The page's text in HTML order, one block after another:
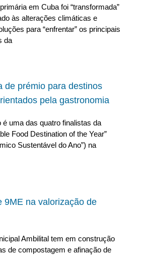
em Cuba foi “transformada”
às alterações climáticas e
para “enfrentar” os principais
da
de prémio para destinos
pela gastronomia
é uma das quatro finalistas da
Food Destination of the Year”
Sustentável do Ano”) na
9ME na valorização de
Ambilital tem em construção
de compostagem e afinação de